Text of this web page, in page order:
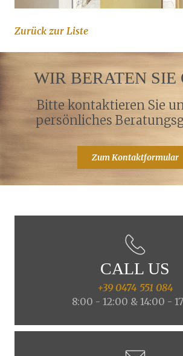
Zurück zur Liste
WIR BERATEN SIE
Bitte kontaktieren Sie
persönliches
Zum Kontaktformular
CALL US
+39 0474 551 084
8:00 - 12:00 & 14:00 -